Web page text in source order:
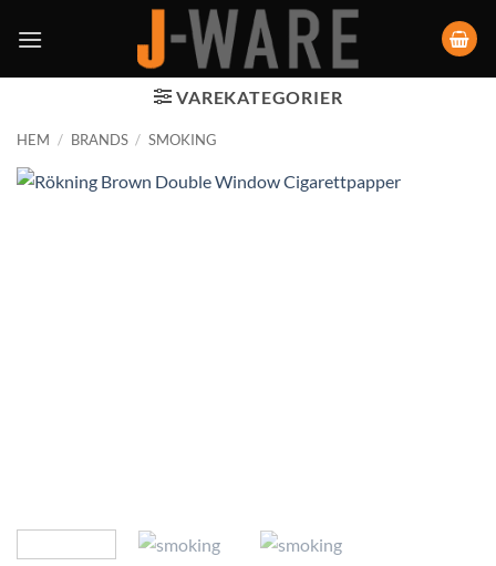
VAREKATEGORIER
HEM / BRANDS / SMOKING